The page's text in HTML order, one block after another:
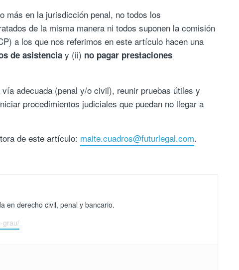
más en la jurisdicción penal, no todos los
de la misma manera ni todos suponen la comisión
a los que nos referimos en este artículo hacen una
de asistencia y (ii) no pagar prestaciones
adecuada (penal y/o civil), reunir pruebas útiles y
procedimientos judiciales que puedan no llegar a
de este artículo: maite.cuadros@futurlegal.com.
en derecho civil, penal y bancario.
grau/